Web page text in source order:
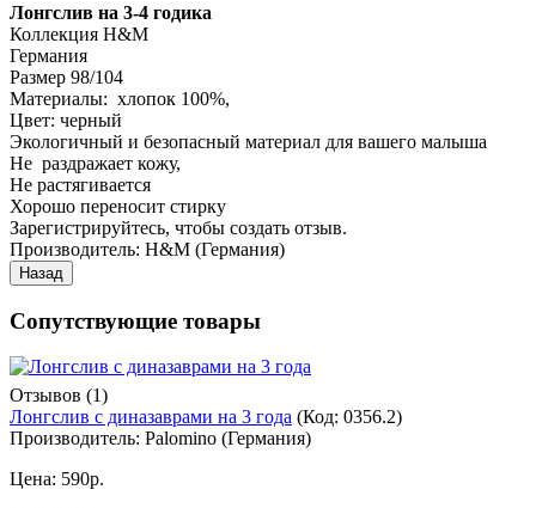
Лонгслив на 3-4 годика
Коллекция H&M
Германия
Размер 98/104
Материалы: хлопок 100%,
Цвет: черный
Экологичный и безопасный материал для вашего малыша
Не раздражает кожу,
Не растягивается
Хорошо переносит стирку
Зарегистрируйтесь, чтобы создать отзыв.
Производитель: H&M (Германия)
Сопутствующие товары
Отзывов (1)
Лонгслив с диназаврами на 3 года (Код: 0356.2)
Производитель: Palomino (Германия)
Цена: 590р.